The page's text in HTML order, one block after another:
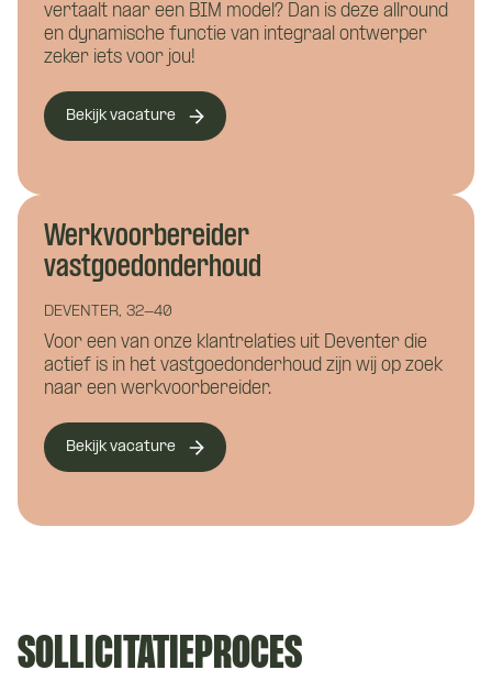
vertaalt naar een BIM model? Dan is deze allround
en dynamische functie van integraal ontwerper
zeker iets voor jou!
Bekijk vacature
Werkvoorbereider
vastgoedonderhoud
DEVENTER, 32-40
Voor een van onze klantrelaties uit Deventer die
actief is in het vastgoedonderhoud zijn wij op zoek
naar een werkvoorbereider.
Bekijk vacature
SOLLICITATIEPROCES
Waar wil je meer over weten?
Bouwkunde Civiele techniek
Installatietechniek
woord! Je wordt gekoppeld aan een vast
aanspreekpunt tijdens de kennismaking
Vacature:
ontwerper /
Bestekschrijver
Naam*